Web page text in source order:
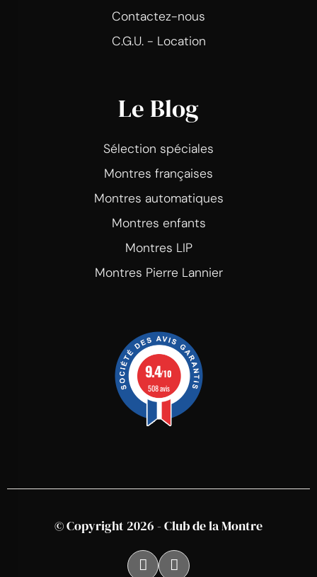
Contactez-nous
C.G.U. - Location
Le Blog
Sélection spéciales
Montres françaises
Montres automatiques
Montres enfants
Montres LIP
Montres Pierre Lannier
9.4/10
508 avis
© Copyright 2026 - Club de la Montre